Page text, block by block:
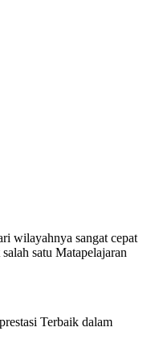
wilayahnya sangat cepat
satu Matapelajaran
Terbaik dalam